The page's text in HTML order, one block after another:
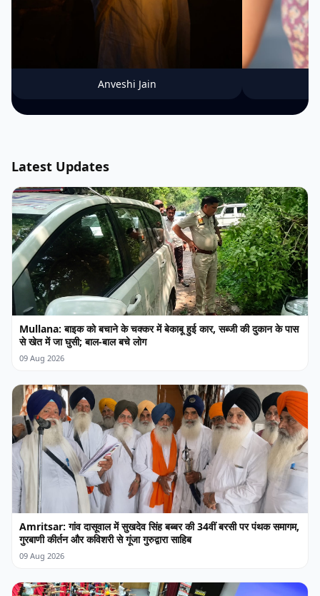
Anveshi Jain
Latest Updates
Mullana: बाइक को बचाने के चक्कर में बेकाबू हुई कार, सब्जी की दुकान के पास
से खेत में जा घुसी; बाल-बाल बचे लोग
09 Aug 2026
Amritsar: गांव दासूवाल में सुखदेव सिंह बब्बर की 34वीं बरसी पर पंथक समागम,
गुरबाणी कीर्तन और कविशरी से गूंजा गुरुद्वारा साहिब
09 Aug 2026